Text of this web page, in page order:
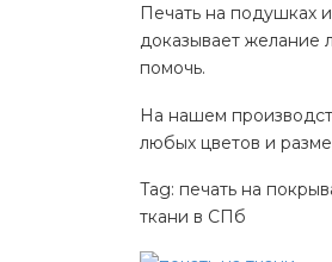
Печать на подушках
доказывает желание
помочь.
На нашем
любых цветов и
Tag: печать на
ткани в СПб